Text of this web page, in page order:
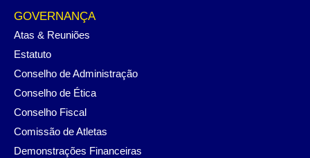
GOVERNANÇA
Atas & Reuniões
Estatuto
Conselho de Administração
Conselho de Ética
Conselho Fiscal
Comissão de Atletas
Demonstrações Financeiras